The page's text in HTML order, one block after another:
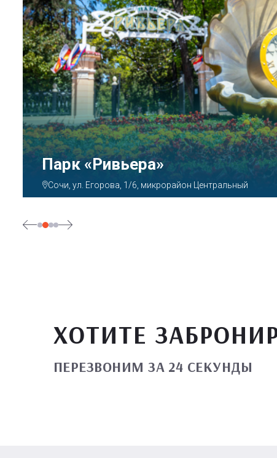
Аквапарк «АКВАЛОО»
Сочи, ул. Декабристов, 78б
ХОТИТЕ
ПЕРЕЗВОНИМ ЗА 24 СЕКУНДЫ